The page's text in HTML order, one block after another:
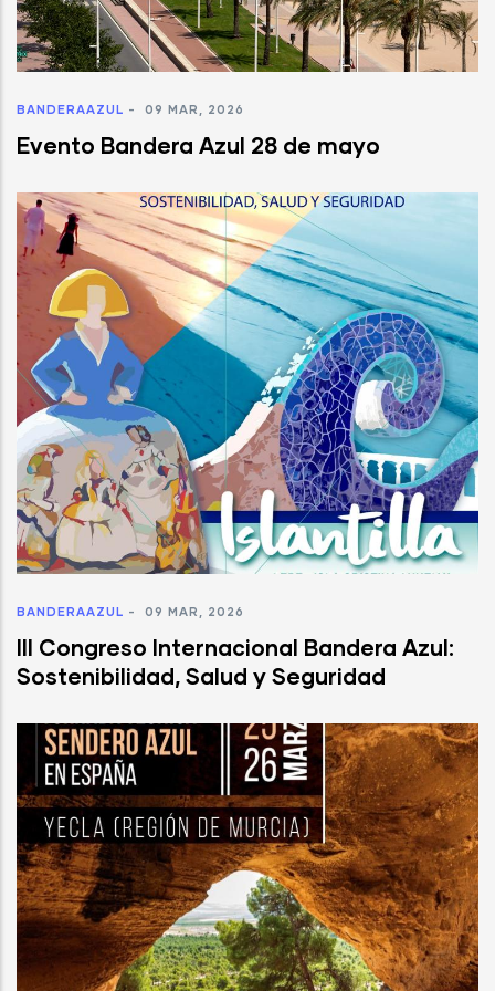
BANDERAAZUL - 09 MAR, 2026
Evento Bandera Azul 28 de mayo
BANDERAAZUL - 09 MAR, 2026
III Congreso Internacional Bandera Azul:
Sostenibilidad, Salud y Seguridad